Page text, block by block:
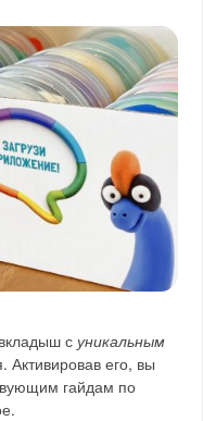
суникальным
его, вы
гайдам по